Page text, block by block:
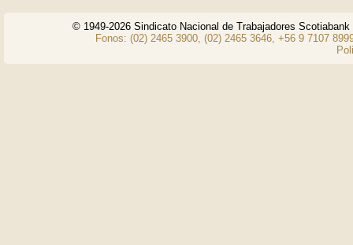
© 1949-2026 Sindicato Nacional de Trabajadores
Fonos: (02) 2465 3900, (02) 2465 3646, +56 9 7107